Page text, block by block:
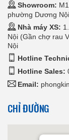
Showroom:
phường Dương
Nhà máy XS:
Nội (Gần chợ rau
Nội
Hotline
Hotline Sales:
Email:
CHỈ ĐƯỜNG